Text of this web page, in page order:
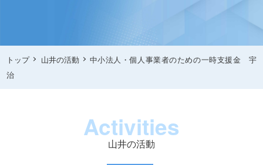
トップ 山井の活動
中小法人・個人事業者のための一時支援金 宇
治
Activities
山井の活動